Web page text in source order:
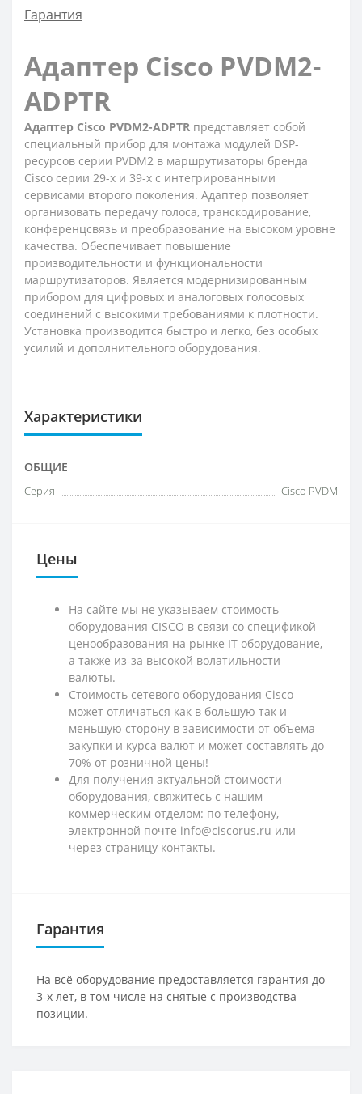
Гарантия
Адаптер Cisco PVDM2-
ADPTR
Адаптер Cisco PVDM2-ADPTR представляет собой
специальный прибор для монтажа модулей DSP-
ресурсов серии PVDM2 в маршрутизаторы бренда
Cisco серии 29-х и 39-х с интегрированными
сервисами второго поколения. Адаптер позволяет
организовать передачу голоса, транскодирование,
конференцсвязь и преобразование на высоком уровне
качества. Обеспечивает повышение
производительности и функциональности
маршрутизаторов. Является модернизированным
прибором для цифровых и аналоговых голосовых
соединений с высокими требованиями к плотности.
Установка производится быстро и легко, без особых
усилий и дополнительного оборудования.
Характеристики
ОБЩИЕ
Серия Cisco PVDM
Цены
На сайте мы не указываем стоимость
оборудования CISCO в связи со спецификой
ценообразования на рынке IT оборудование,
а также из-за высокой волатильности
валюты.
Стоимость сетевого оборудования Cisco
может отличаться как в большую так и
меньшую сторону в зависимости от объема
закупки и курса валют и может составлять до
70% от розничной цены!
Для получения актуальной стоимости
оборудования, свяжитесь с нашим
коммерческим отделом: по телефону,
электронной почте info@ciscorus.ru или
через страницу контакты.
Гарантия
На всё оборудование предоставляется гарантия до
3-х лет, в том числе на снятые с производства
позиции.